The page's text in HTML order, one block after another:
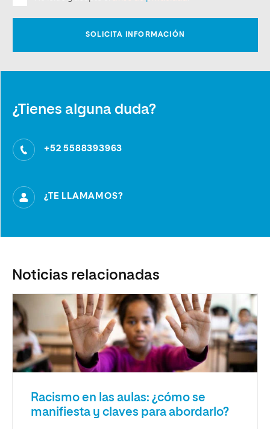
¿Tienes alguna duda?
+52 5588393963
¿TE LLAMAMOS?
Noticias relacionadas
Racismo en las aulas: ¿cómo se
manifiesta y claves para abordarlo?